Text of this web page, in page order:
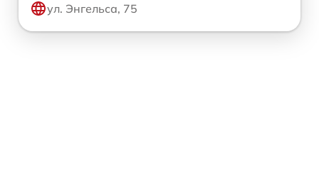
ул. Энгельса, 75